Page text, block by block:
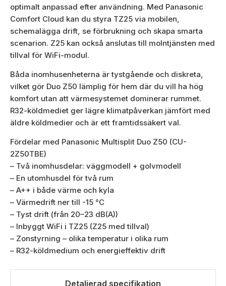
Detaljerad specifikation
optimalt anpassad efter användning. Med Panasonic
Comfort Cloud kan du styra TZ25 via mobilen,
schemalägga drift, se förbrukning och skapa smarta
scenarion. Z25 kan också anslutas till molntjänsten med
tillval för WiFi-modul.
Båda inomhusenheterna är tystgående och diskreta,
vilket gör Duo Z50 lämplig för hem där du vill ha hög
komfort utan att värmesystemet dominerar rummet.
R32-köldmediet ger lägre klimatpåverkan jämfört med
äldre köldmedier och är ett framtidssäkert val.
Fördelar med Panasonic Multisplit Duo Z50 (CU-
2Z50TBE)
– Två inomhusdelar: väggmodell + golvmodell
– En utomhusdel för två rum
– A++ i både värme och kyla
– Värmedrift ner till -15 °C
– Tyst drift (från 20–23 dB(A))
– Inbyggt WiFi i TZ25 (Z25 med tillval)
– Zonstyrning – olika temperatur i olika rum
– R32-köldmedium och energieffektiv drift